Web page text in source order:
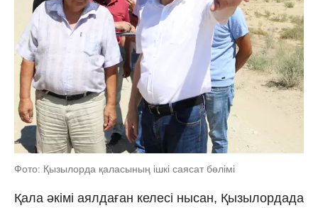
Фото: Қызылорда қаласының ішкі саясат бөлімі
Қала әкімі аялдаған келесі нысан, Қызылордада